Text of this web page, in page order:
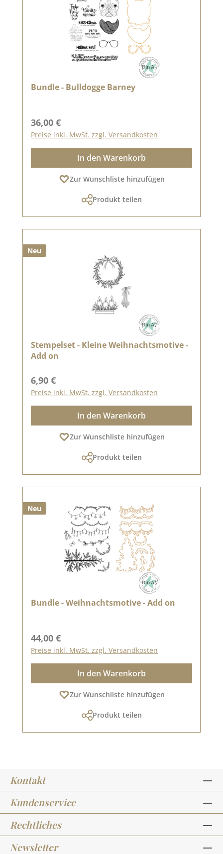
Bundle - Bulldogge Barney
Regulärer Preis:
36,00 €
Preise inkl. MwSt. zzgl. Versandkosten
In den Warenkorb
Zur Wunschliste hinzufügen
Produkt teilen
Neu
Stempelset - Kleine Weihnachtsmotive -
Add on
Regulärer Preis:
6,90 €
Preise inkl. MwSt. zzgl. Versandkosten
In den Warenkorb
Zur Wunschliste hinzufügen
Produkt teilen
Neu
Bundle - Weihnachtsmotive - Add on
Regulärer Preis:
44,00 €
Preise inkl. MwSt. zzgl. Versandkosten
In den Warenkorb
Zur Wunschliste hinzufügen
Produkt teilen
Kontakt
Kundenservice
Rechtliches
Newsletter